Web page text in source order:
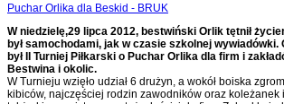
Puchar Orlika dla Beskid - BRUK
W niedzielę,29 lipca 2012, bestwiński Orlik tętnił
był samochodami, jak w czasie szkolnej wywiadówki.
był II Turniej Piłkarski o Puchar Orlika dla firm i
Bestwina i okolic.
W Turnieju wzięło udział 6 drużyn, a wokół boiska
kibiców, najczęściej rodzin zawodników oraz koleżanek